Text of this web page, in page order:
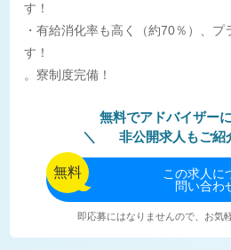
す！
・有給消化率も高く（約70％）、プ
す！
。寮制度完備！
無料でアドバイザー
非公開求人もご紹
無料 この求人に
問い合わ
即応募にはなりませんので、お気